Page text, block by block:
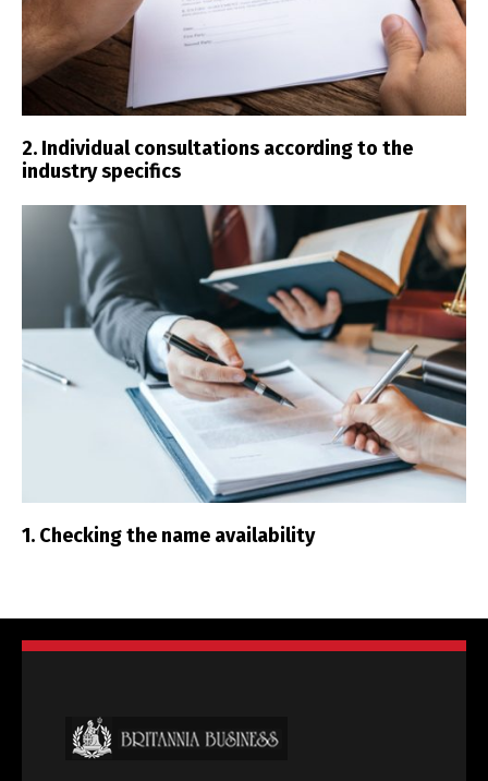
2. Individual consultations according to the
industry specifics
1. Checking the name availability